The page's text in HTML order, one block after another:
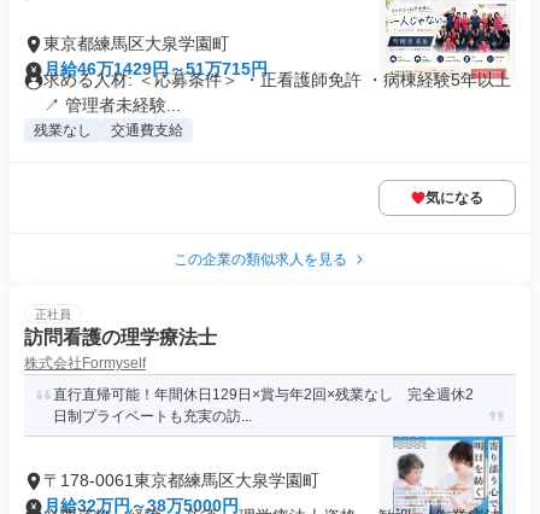
東京都練馬区大泉学園町
月給46万1429円～51万715円
求める人材: ＜応募条件＞ ・正看護師免許 ・病棟経験5年以上
↗ 管理者未経験...
残業なし 交通費支給
気になる
この企業の類似求人を見る
正社員
訪問看護の理学療法士
株式会社Formyself
直行直帰可能！年間休日129日×賞与年2回×残業なし 完全週休2
日制プライベートも充実の訪...
〒178-0061東京都練馬区大泉学園町
月給32万円～38万5000円